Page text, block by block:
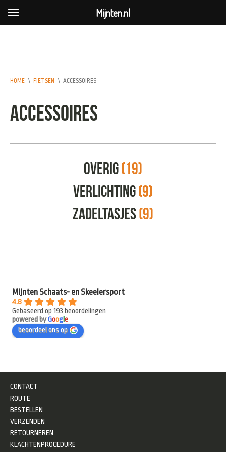
HOME \ FIETSEN \ ACCESSOIRES
Accessoires
Overig(19)
Verlichting(9)
Zadeltasjes(9)
Mijnten Schaats- en Skeelersport
4.8
Gebaseerd op 193 beoordelingen
powered byGooge
beoordeel ons op
CONTACT
ROUTE
BESTELLEN
VERZENDEN
RETOURNEREN
KLACHTENPROCEDURE
Mijnten.nl